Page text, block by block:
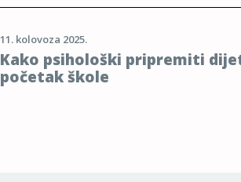
11. kolovoza 2025.
Kako psihološki pripremiti
početak škole